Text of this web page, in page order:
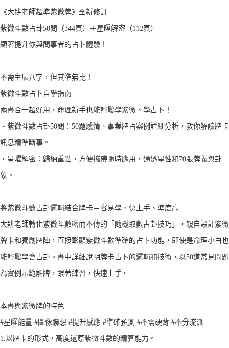
《大耕老師超準紫微牌》全新修訂
紫微斗數占卦50問（344頁）＋星曜解密（112頁）
顯著提升你與問事者的占卜體驗！
不需生辰八字，但其準無比！
紫微斗數占卜自學指南
兩書合一超好用，命理新手也能輕鬆學紫微、學占卜！
‧紫微斗數占卦50問：50題感情、事業牌占案例詳細分析，教你解讀牌卡
訊息精準斷事。
‧星曜解密：歸納重點，方便攜帶隨時應用，通透星性和70張牌義與卦
象。
將紫微斗數占卦邏輯結合牌卡＝容易學、快上手、準度高
大耕老師轉化紫微斗數密而不傳的「隨機取數占卦技巧」，親自設計紫微
牌卡和獨創牌陣，直接彰顯紫微斗數準確的占卜功能，即使是命理小白也
能輕鬆學會占卦。書中詳細說明牌卡占卜的邏輯和技術，以50道常見問題
為實例示範解牌，跟著練習，快速上手。
本書與紫微牌的特色
#星曜能量 #圖像聯想 #提升感應 #準確預測 #不需硬背 #不分流派
1.以牌卡的形式，高度還原紫微斗數的精算能力。